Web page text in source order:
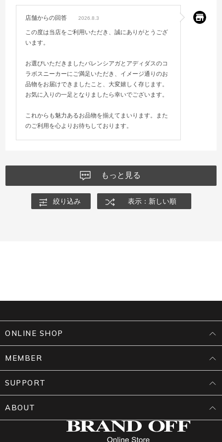
店舗からの回答 2026.8.3
この度は当店をご利用いただき、誠にありがとうござ
います。
お選びいただきましたバレンシアガとアディダスのコ
ラボスニーカーにご満足いただき、イメージ通りのお
品物をお届けできましたこと、大変嬉しく存じます。
お気に入りの一足となりましたら幸いでございます。
これからも魅力あるお品物を揃えてまいります。また
のご利用を心よりお待ちしております。
もっと見る
絞り込み 表示：新しい順
ONLINE SHOP
MEMBER
SUPPORT
ABOUT